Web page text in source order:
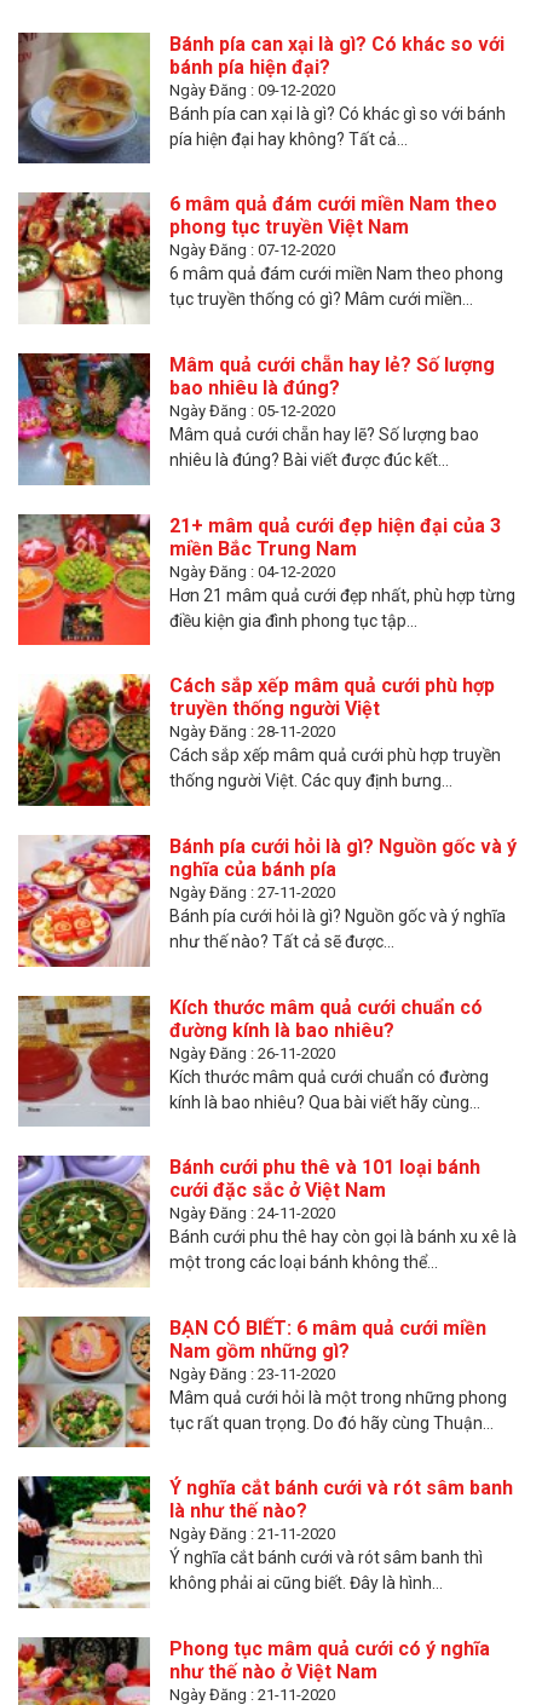
Bánh pía can xại là gì? Có khác so với
bánh pía hiện đại?
Ngày Đăng : 09-12-2020
Bánh pía can xại là gì? Có khác gì so với bánh
pía hiện đại hay không? Tất cả...
6 mâm quả đám cưới miền Nam theo
phong tục truyền Việt Nam
Ngày Đăng : 07-12-2020
6 mâm quả đám cưới miền Nam theo phong
tục truyền thống có gì? Mâm cưới miền...
Mâm quả cưới chẵn hay lẻ? Số lượng
bao nhiêu là đúng?
Ngày Đăng : 05-12-2020
Mâm quả cưới chẵn hay lẽ? Số lượng bao
nhiêu là đúng? Bài viết được đúc kết...
21+ mâm quả cưới đẹp hiện đại của 3
miền Bắc Trung Nam
Ngày Đăng : 04-12-2020
Hơn 21 mâm quả cưới đẹp nhất, phù hợp từng
điều kiện gia đình phong tục tập...
Cách sắp xếp mâm quả cưới phù hợp
truyền thống người Việt
Ngày Đăng : 28-11-2020
Cách sắp xếp mâm quả cưới phù hợp truyền
thống người Việt. Các quy định bưng...
Bánh pía cưới hỏi là gì? Nguồn gốc và ý
nghĩa của bánh pía
Ngày Đăng : 27-11-2020
Bánh pía cưới hỏi là gì? Nguồn gốc và ý nghĩa
như thế nào? Tất cả sẽ được...
Kích thước mâm quả cưới chuẩn có
đường kính là bao nhiêu?
Ngày Đăng : 26-11-2020
Kích thước mâm quả cưới chuẩn có đường
kính là bao nhiêu? Qua bài viết hãy cùng...
Bánh cưới phu thê và 101 loại bánh
cưới đặc sắc ở Việt Nam
Ngày Đăng : 24-11-2020
Bánh cưới phu thê hay còn gọi là bánh xu xê là
một trong các loại bánh không thể...
BẠN CÓ BIẾT: 6 mâm quả cưới miền
Nam gồm những gì?
Ngày Đăng : 23-11-2020
Mâm quả cưới hỏi là một trong những phong
tục rất quan trọng. Do đó hãy cùng Thuận...
Ý nghĩa cắt bánh cưới và rót sâm banh
là như thế nào?
Ngày Đăng : 21-11-2020
Ý nghĩa cắt bánh cưới và rót sâm banh thì
không phải ai cũng biết. Đây là hình...
Phong tục mâm quả cưới có ý nghĩa
như thế nào ở Việt Nam
Ngày Đăng : 21-11-2020